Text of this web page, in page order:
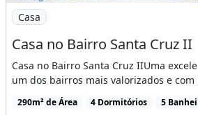
Sacada / Varanda
Vista Exterior
Lavanderia
Imóvel mobiliado
Guarda roupa
Varanda
Imagem: Casa no Bairro Santa Cruz II
Casa
Casa no Bairro Santa Cruz II
Casa no Bairro Santa Cruz IIUma
um dos bairros mais valorizados e
290m² de Área 4 Dormitórios 5